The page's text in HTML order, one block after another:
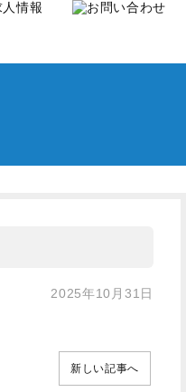
2025年10月31日
新しい記事へ